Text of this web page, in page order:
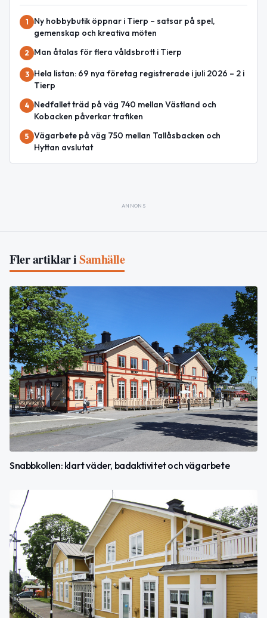
1
Ny hobbybutik öppnar i Tierp – satsar på spel,
gemenskap och kreativa möten
2 Man åtalas för flera våldsbrott i Tierp
3
Hela listan: 69 nya företag registrerade i juli 2026 – 2 i
Tierp
4
Nedfallet träd på väg 740 mellan Västland och
Kobacken påverkar trafiken
5 Vägarbete på väg 750 mellan Tallåsbacken och
Hyttan avslutat
ANNONS
Fler artiklar iSamhälle
Snabbkollen: klart väder, badaktivitet och vägarbete